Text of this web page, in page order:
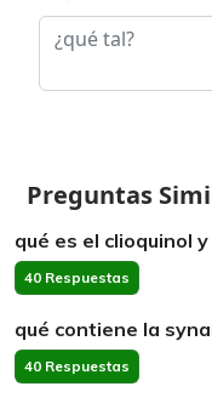
Preguntas
qué es el clioquinol
40 Respuestas
qué contiene la
40 Respuestas